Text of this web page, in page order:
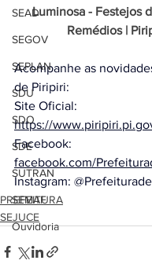
SEAD
SEGOV
SEPLAN
SDU
SDO
SDE
SUTRAN
SEMAF
Ouvidoria
Luminosa - Festejos
Remédios |
Acompanhe as
de Piripiri:
Site Oficial:
https://
Facebook:
facebook.com/
Instagram:
PREFEITURA
SEJUCE